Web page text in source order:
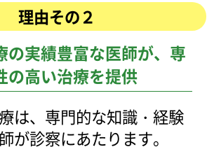
理由その２
の実績豊富な医師が、専
の高い治療を提供
は、専門的な知識・経験
が診察にあたります。